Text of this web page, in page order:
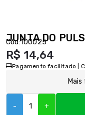
JUNTA DO
Cód:100025
R$ 14,64
Pagamento facilitado |
- +